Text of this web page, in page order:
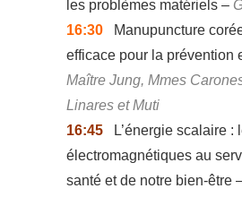
les problèmes matériels –
16:30
Manupuncture
efficace pour la prévention
Maître Jung, Mmes
Linares et Muti
16:45
L’énergie scalaire :
électromagnétiques au
santé et de notre bien-être